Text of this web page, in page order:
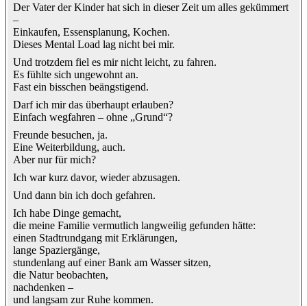
Der Vater der Kinder hat sich in dieser Zeit um alles gekümmert
–
Einkaufen, Essensplanung, Kochen.
Dieses Mental Load lag nicht bei mir.
Und trotzdem fiel es mir nicht leicht, zu fahren.
Es fühlte sich ungewohnt an.
Fast ein bisschen beängstigend.
Darf ich mir das überhaupt erlauben?
Einfach wegfahren – ohne „Grund“?
Freunde besuchen, ja.
Eine Weiterbildung, auch.
Aber nur für mich?
Ich war kurz davor, wieder abzusagen.
Und dann bin ich doch gefahren.
Ich habe Dinge gemacht,
die meine Familie vermutlich langweilig gefunden hätte:
einen Stadtrundgang mit Erklärungen,
lange Spaziergänge,
stundenlang auf einer Bank am Wasser sitzen,
die Natur beobachten,
nachdenken –
und langsam zur Ruhe kommen.